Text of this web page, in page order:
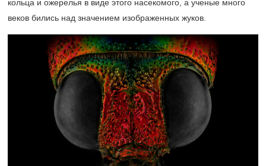
кольца и ожерелья в виде этого насекомого, а ученые много
веков бились над значением изображенных жуков.